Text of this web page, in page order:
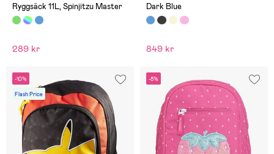
Ryggsäck 11L, Spinjitzu Master
289 kr
Dark Blue
849 kr
-10%
Flash Price
-8%